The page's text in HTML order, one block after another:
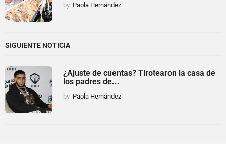
by Paola Hernández
SIGUIENTE NOTICIA
¿Ajuste de cuentas? Tirotearon la casa de
los padres de...
by Paola Hernández